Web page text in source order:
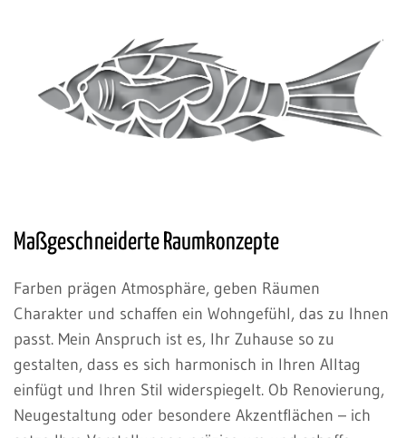
Maßgeschneiderte Raumkonzepte
Farben prägen Atmosphäre, geben Räumen
Charakter und schaffen ein Wohngefühl, das zu Ihnen
passt. Mein Anspruch ist es, Ihr Zuhause so zu
gestalten, dass es sich harmonisch in Ihren Alltag
einfügt und Ihren Stil widerspiegelt. Ob Renovierung,
Neugestaltung oder besondere Akzentflächen – ich